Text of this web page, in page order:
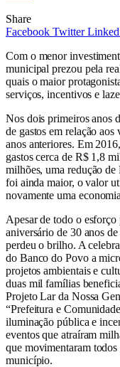
Share
Facebook Twitter
Com o menor
municipal prezou pela
quais o maior
serviços, incentivos e
Nos dois primeiros anos
de gastos em relação
anos anteriores. Em
gastos cerca de R$ 1,8
milhões, uma redução
foi ainda maior, o valor
novamente uma
Apesar de todo o esforço
aniversário de 30 anos
perdeu o brilho. A
do Banco do Povo a
projetos ambientais e
duas mil famílias
Projeto Lar da Nossa
“Prefeitura e
iluminação pública e
eventos que atraíram
que movimentaram todos
município.